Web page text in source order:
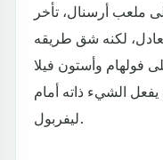
ملعب أرسنال، تأخر
لكنه شق طريقه
فولهام وأستون فيلا
يفعل الشيء ذاته أمام
ليفربول.